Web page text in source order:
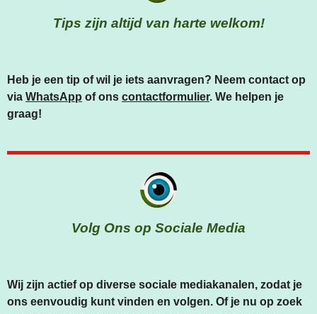
Tips zijn altijd van harte welkom!
Heb je een tip of wil je iets aanvragen? Neem contact op
via WhatsApp of ons contactformulier. We helpen je
graag!
Volg Ons op Sociale Media
Wij zijn actief op diverse sociale mediakanalen, zodat je
ons eenvoudig kunt vinden en volgen. Of je nu op zoek